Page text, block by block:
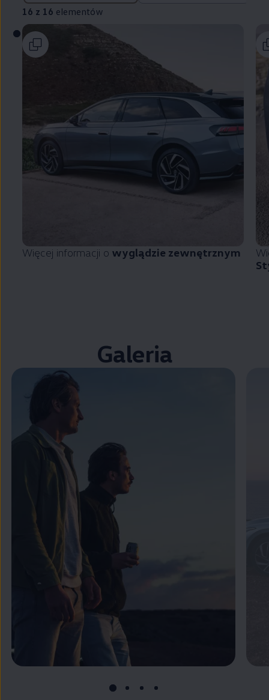
16 z 16 elementów
Więcej informacji o wyglądzie zewnętrznym
Galeria
Zamknij widok pełnoekranowy